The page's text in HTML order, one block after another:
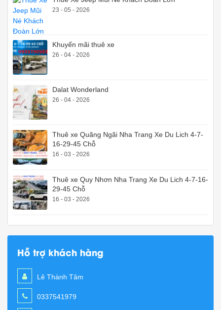
23 - 05 - 2026
Khuyến mãi thuê xe
26 - 04 - 2026
Dalat Wonderland
26 - 04 - 2026
Thuê xe Quãng Ngãi Nha Trang Xe Du Lich 4-7-
16-29-45 Chỗ
16 - 03 - 2026
Thuê xe Quy Nhơn Nha Trang Xe Du Lich 4-7-16-
29-45 Chỗ
16 - 03 - 2026
Hỗ trợ khách hàng
Lê Thành Tâm
0337541979